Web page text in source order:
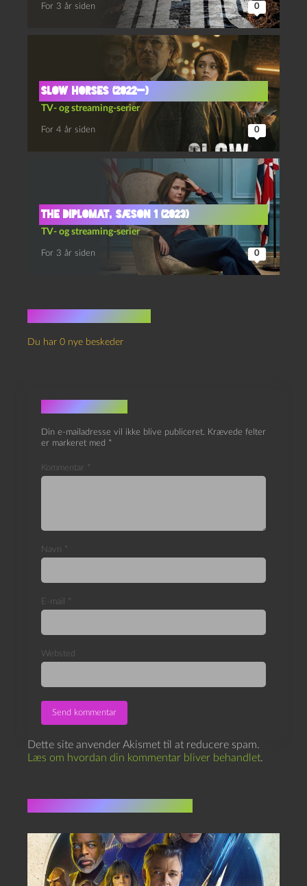
For 3 år siden 0
Slow horses (2022—)
TV- og streaming-serier
For 4 år siden 0
The diplomat, sæson 1 (2023)
TV- og streaming-serier
For 3 år siden 0
Du har 0 nye beskeder
Skriv et svar
Din e-mailadresse vil ikke blive publiceret. Krævede felter
er markeret med *
Kommentar *
Navn *
E-mail *
Websted
Dette site anvender Akismet til at reducere spam.
Læs om hvordan din kommentar bliver behandlet.